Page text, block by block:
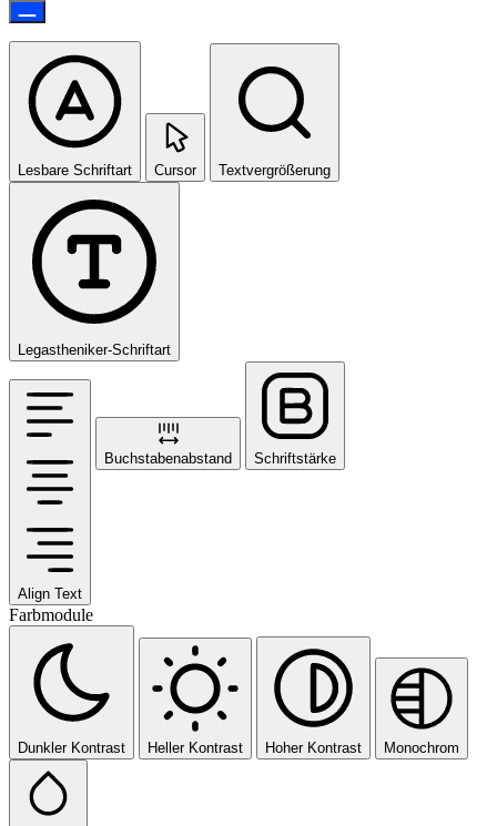
Lesbare Schriftart Cursor Textvergrößerung
Legastheniker-Schriftart
Align Text
Buchstabenabstand Schriftstärke
Farbmodule
Dunkler Kontrast Heller Kontrast Hoher Kontrast Monochrom